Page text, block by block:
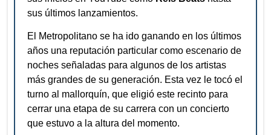
sus últimos lanzamientos.
El Metropolitano se ha ido ganando en los últimos
años una reputación particular como escenario de
noches señaladas para algunos de los artistas
más grandes de su generación. Esta vez le tocó el
turno al mallorquín, que eligió este recinto para
cerrar una etapa de su carrera con un concierto
que estuvo a la altura del momento.